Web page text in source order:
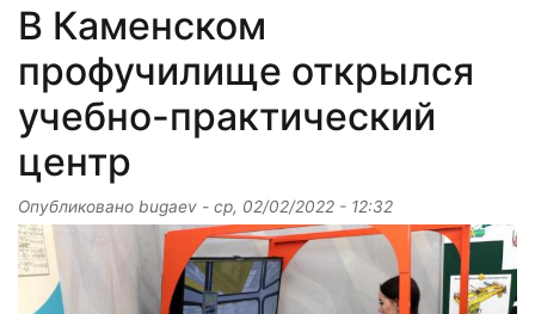
В Каменском
профучилище открылся
учебно-практический
центр
Опубликовано bugaev - ср, 02/02/2022 - 12:32